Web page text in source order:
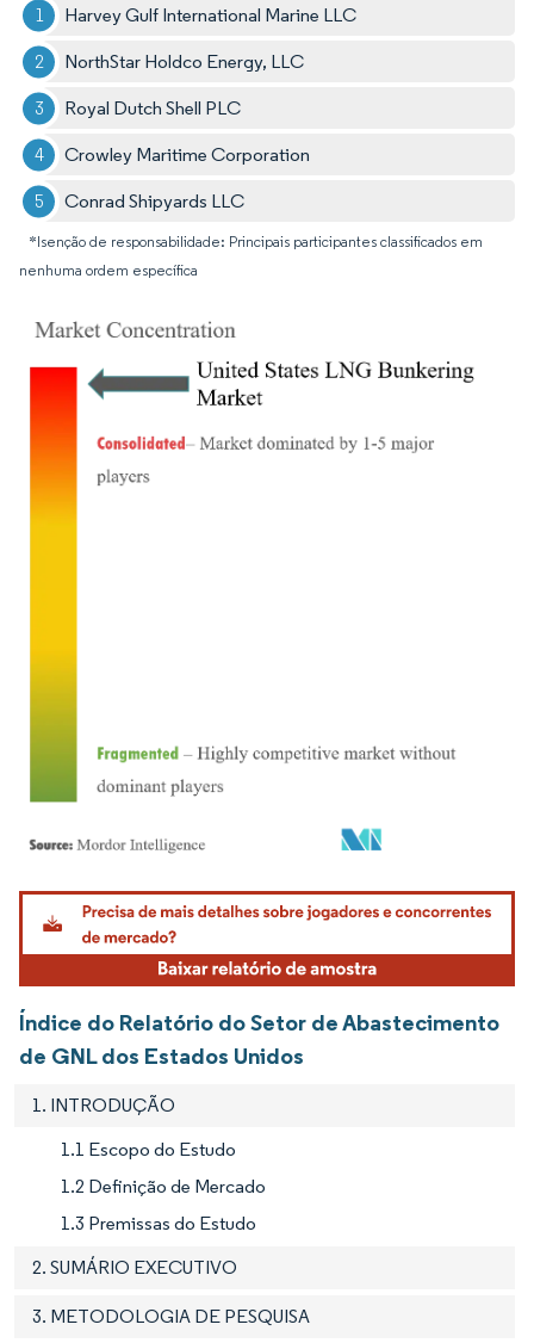
Harvey Gulf International Marine LLC
NorthStar Holdco Energy, LLC
Royal Dutch Shell PLC
Crowley Maritime Corporation
Conrad Shipyards LLC
*Isenção de responsabilidade: Principais participantes classificados em
nenhuma ordem específica
Imagem © Mordor Intelligence. O reuso requer atribuição conforme CC BY 4.0.
Índice do Relatório do Setor de Abastecimento
de GNL dos Estados Unidos
1. INTRODUÇÃO
1.1 Escopo do Estudo
1.2 Definição de Mercado
1.3 Premissas do Estudo
2. SUMÁRIO EXECUTIVO
3. METODOLOGIA DE PESQUISA